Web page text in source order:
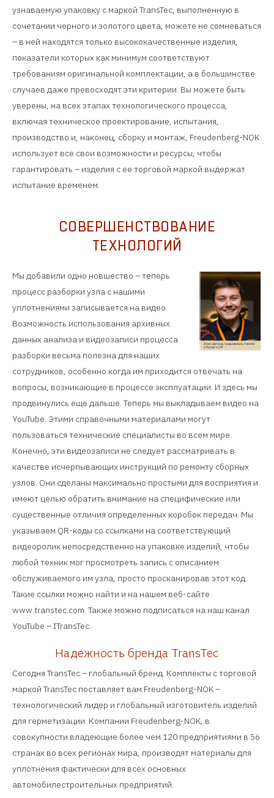
узнаваемую упаковку с маркой TransTec, выполненную в
сочетании черного и золотого цвета, можете не сомневаться
– в ней находятся только высококачественные изделия,
показатели которых как минимум соответствуют
требованиям оригинальной комплектации, а в большинстве
случаев даже превосходят эти критерии. Вы можете быть
уверены, на всех этапах технологического процесса,
включая техническое проектирование, испытания,
производство и, наконец, сборку и монтаж, Freudenberg-NOK
использует все свои возможности и ресурсы, чтобы
гарантировать – изделия с ее торговой маркой выдержат
испытание временем.
СОВЕРШЕНСТВОВАНИЕ
ТЕХНОЛОГИЙ
Мы добавили одно новшество – теперь
процесс разборки узла с нашими
уплотнениями записывается на видео.
Возможность использования архивных
данных анализа и видеозаписи процесса
разборки весьма полезна для наших
сотрудников, особенно когда им приходится отвечать на
вопросы, возникающие в процессе эксплуатации. И здесь мы
продвинулись еще дальше. Теперь мы выкладываем видео на
YouTube. Этими справочными материалами могут
пользоваться технические специалисты во всем мире.
Конечно, эти видеозаписи не следует рассматривать в
качестве исчерпывающих инструкций по ремонту сборных
узлов. Они сделаны максимально простыми для восприятия и
имеют целью обратить внимание на специфические или
существенные отличия определенных коробок передач. Мы
указываем QR-коды со ссылками на соответствующий
видеоролик непосредственно на упаковке изделий, чтобы
любой техник мог просмотреть запись с описанием
обслуживаемого им узла, просто просканировав этот код.
Такие ссылки можно найти и на нашем веб-сайте
www.transtec.com. Также можно подписаться на наш канал
YouTube – ITransTec.
Надежность бренда TransTec
Сегодня TransTec – глобальный бренд. Комплекты с торговой
маркой TransTec поставляет вам Freudenberg-NOK –
технологический лидер и глобальный изготовитель изделий
для герметизации. Компании Freudenberg-NOK, в
совокупности владеющие более чем 120 предприятиями в 56
странах во всех регионах мира, производят материалы для
уплотнения фактически для всех основных
автомобилестроительных предприятий.